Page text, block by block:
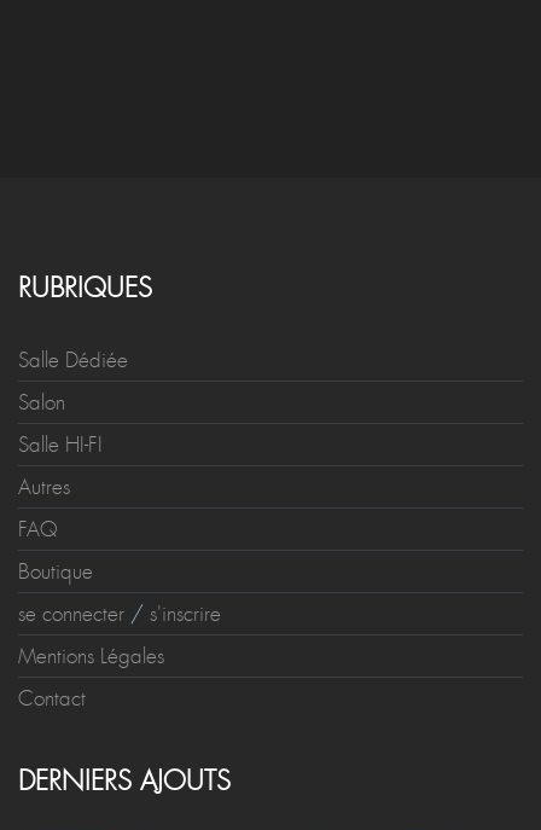
RUBRIQUES
Salle Dédiée
Salon
Salle HI-FI
Autres
FAQ
Boutique
se connecter / s'inscrire
Mentions Légales
Contact
DERNIERS AJOUTS